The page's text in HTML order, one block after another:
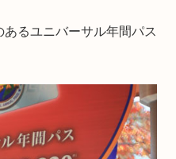
るユニバーサル年間パス